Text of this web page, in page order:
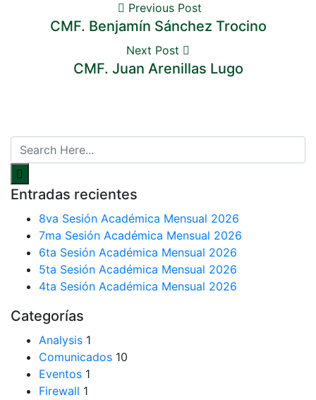
Previous Post
CMF. Benjamín Sánchez Trocino
Next Post
CMF. Juan Arenillas Lugo
Entradas recientes
8va Sesión Académica Mensual 2026
7ma Sesión Académica Mensual 2026
6ta Sesión Académica Mensual 2026
5ta Sesión Académica Mensual 2026
4ta Sesión Académica Mensual 2026
Categorías
Analysis 1
Comunicados 10
Eventos 1
Firewall 1